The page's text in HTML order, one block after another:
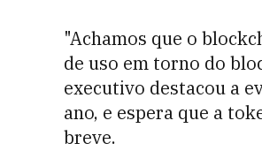
"Achamos que o
de uso em torno do
executivo destacou a
ano, e espera que a
breve.